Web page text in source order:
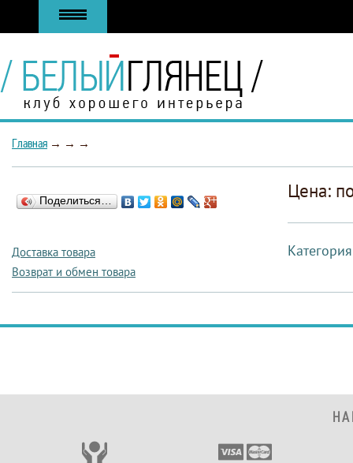
Главная → → →
Поделиться…
Доставка товара
Возврат и обмен товара
Цена: